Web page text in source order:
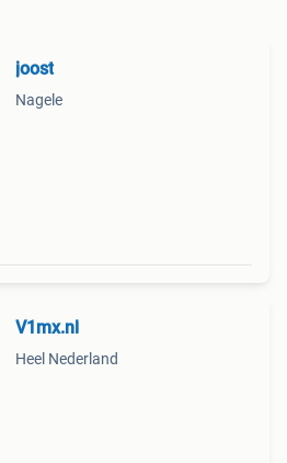
joost
Nagele
V1mx.nl
Heel Nederland